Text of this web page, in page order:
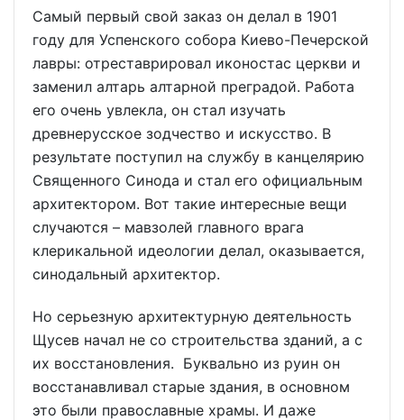
Самый первый свой заказ он делал в 1901
году для Успенского собора Киево-Печерской
лавры: отреставрировал иконостас церкви и
заменил алтарь алтарной преградой. Работа
его очень увлекла, он стал изучать
древнерусское зодчество и искусство. В
результате поступил на службу в канцелярию
Священного Синода и стал его официальным
архитектором. Вот такие интересные вещи
случаются – мавзолей главного врага
клерикальной идеологии делал, оказывается,
синодальный архитектор.
Но серьезную архитектурную деятельность
Щусев начал не со строительства зданий, а с
их восстановления. Буквально из руин он
восстанавливал старые здания, в основном
это были православные храмы. И даже